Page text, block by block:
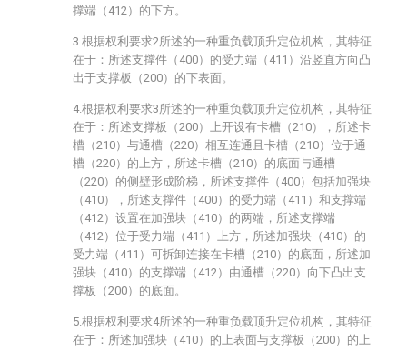
撑端（412）的下方。
3.根据权利要求2所述的一种重负载顶升定位机构，其特征
在于：所述支撑件（400）的受力端（411）沿竖直方向凸
出于支撑板（200）的下表面。
4.根据权利要求3所述的一种重负载顶升定位机构，其特征
在于：所述支撑板（200）上开设有卡槽（210），所述卡
槽（210）与通槽（220）相互连通且卡槽（210）位于通
槽（220）的上方，所述卡槽（210）的底面与通槽
（220）的侧壁形成阶梯，所述支撑件（400）包括加强块
（410），所述支撑件（400）的受力端（411）和支撑端
（412）设置在加强块（410）的两端，所述支撑端
（412）位于受力端（411）上方，所述加强块（410）的
受力端（411）可拆卸连接在卡槽（210）的底面，所述加
强块（410）的支撑端（412）由通槽（220）向下凸出支
撑板（200）的底面。
5.根据权利要求4所述的一种重负载顶升定位机构，其特征
在于：所述加强块（410）的上表面与支撑板（200）的上